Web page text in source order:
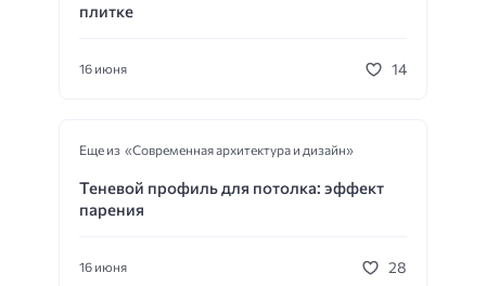
плитке
16 июня 14
Еще из «Современная архитектура и дизайн»
Теневой профиль для потолка: эффект
парения
16 июня 28